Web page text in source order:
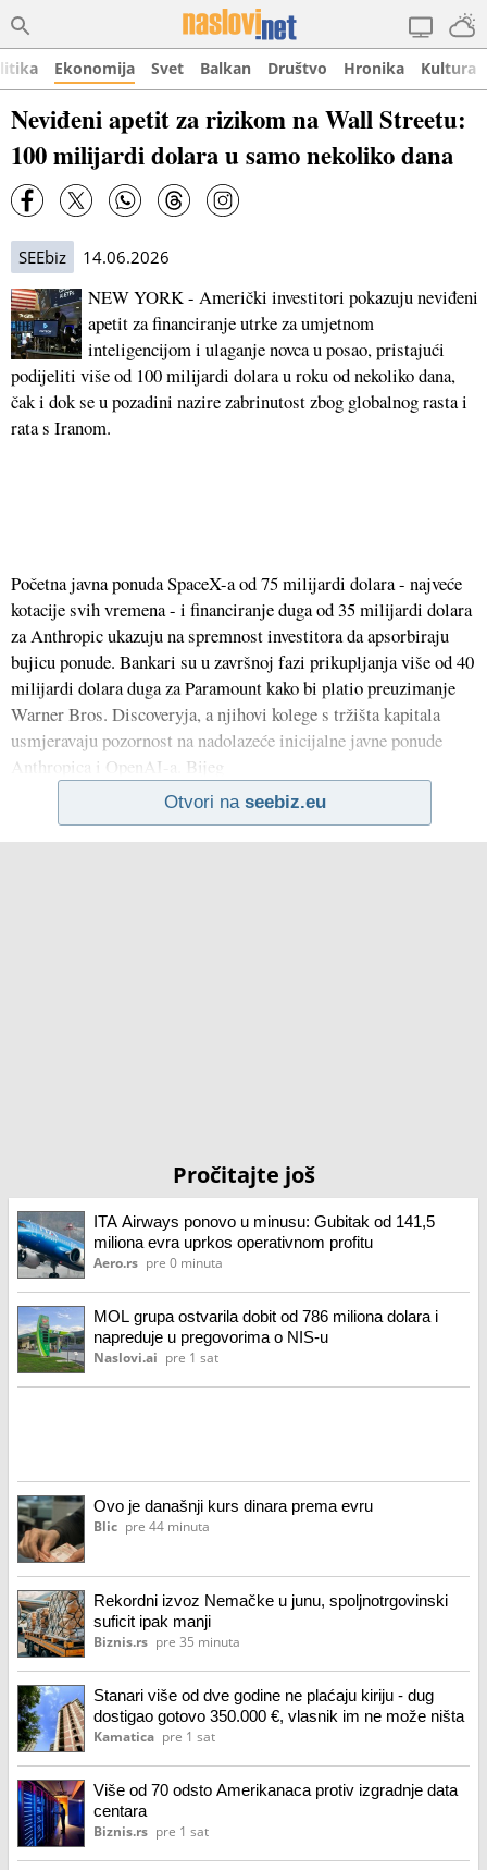
Ekonomija Svet Balkan Društvo Hronika Kultura
Neviđeni apetit za rizikom na Wall Streetu:
100 milijardi dolara u samo nekoliko dana
SEEbiz 14.06.2026
NEW YORK - Američki investitori pokazuju neviđeni
apetit za financiranje utrke za umjetnom
inteligencijom i ulaganje novca u posao, pristajući
podijeliti više od 100 milijardi dolara u roku od nekoliko dana,
čak i dok se u pozadini nazire zabrinutost zbog globalnog rasta i
rata s Iranom.
Početna javna ponuda SpaceX-a od 75 milijardi dolara - najveće
kotacije svih vremena - i financiranje duga od 35 milijardi dolara
za Anthropic ukazuju na spremnost investitora da apsorbiraju
bujicu ponude. Bankari su u završnoj fazi prikupljanja više od 40
milijardi dolara duga za Paramount kako bi platio preuzimanje
Warner Bros. Discoveryja, a njihovi kolege s tržišta kapitala
usmjeravaju pozornost na nadolazeće inicijalne javne ponude
Anthropica i OpenAI-a. Bijeg
Otvori na seebiz.eu
Pročitajte još
ITA Airways ponovo u minusu: Gubitak od 141,5
miliona evra uprkos operativnom profitu
Aero.rs pre 0 minuta
MOL grupa ostvarila dobit od 786 miliona dolara i
napreduje u pregovorima o NIS-u
Naslovi.ai pre 1 sat
Ovo je današnji kurs dinara prema evru
Blic pre 44 minuta
Rekordni izvoz Nemačke u junu, spoljnotrgovinski
suficit ipak manji
Biznis.rs pre 35 minuta
Stanari više od dve godine ne plaćaju kiriju - dug
dostigao gotovo 350.000 €, vlasnik im ne može ništa
Kamatica pre 1 sat
Više od 70 odsto Amerikanaca protiv izgradnje data
centara
Biznis.rs pre 1 sat